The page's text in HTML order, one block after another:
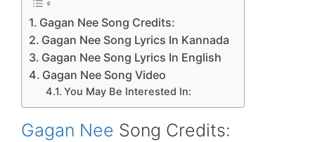
Gagan Nee Song Credits:
Gagan Nee Song Lyrics In Kannada
Gagan Nee Song Lyrics In English
Gagan Nee Song Video
You May Be Interested In:
Gagan Nee Song Credits: